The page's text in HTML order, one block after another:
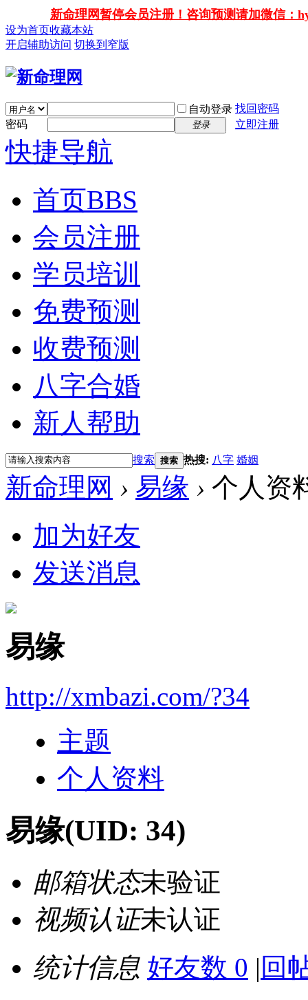
新命理网暂停会员注册！咨询预测请加微信：
设为首页收藏本站
开启辅助访问 切换到窄版
自动登录 找回密码
密码
登录 立即注册
快捷导航
首页BBS
会员注册
学员培训
免费预测
收费预测
八字合婚
新人帮助
搜索 搜索 热搜: 八字 婚姻
新命理网 › 易缘 › 个人资
加为好友
发送消息
易缘
http://xmbazi.com/?34
主题
个人资料
易缘(UID: 34)
邮箱状态未验证
视频认证未认证
统计信息 好友数 0 | 回